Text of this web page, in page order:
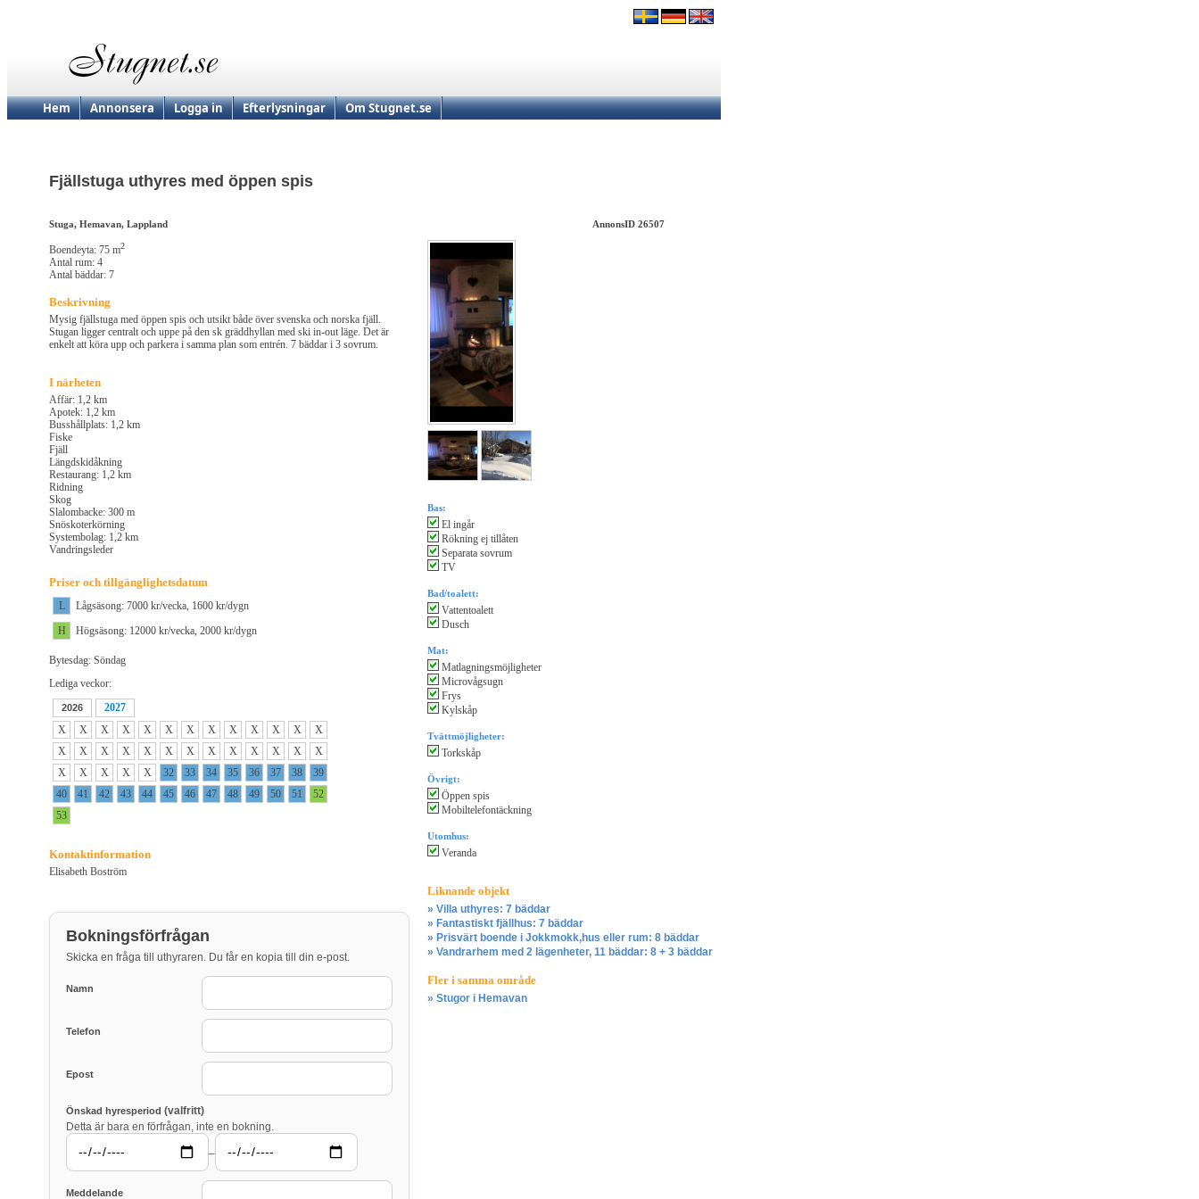
Hem Annonsera Logga in Efterlysningar Om Stugnet.se
Fjällstuga uthyres med öppen spis
Stuga, Hemavan, Lappland AnnonsID 26507
Boendeyta: 75 m2
Antal rum: 4
Antal bäddar: 7
Beskrivning
Mysig fjällstuga med öppen spis och utsikt både över svenska och norska fjäll.
Stugan ligger centralt och uppe på den sk gräddhyllan med ski in-out läge. Det är
enkelt att köra upp och parkera i samma plan som entrén. 7 bäddar i 3 sovrum.
I närheten
Affär: 1,2 km
Apotek: 1,2 km
Busshållplats: 1,2 km
Fiske
Fjäll
Längdskidåkning
Restaurang: 1,2 km
Ridning
Skog
Slalombacke: 300 m
Snöskoterkörning
Systembolag: 1,2 km
Vandringsleder
Priser och tillgänglighetsdatum
L
Lågsäsong: 7000 kr/vecka, 1600 kr/dygn
H
Högsäsong: 12000 kr/vecka, 2000 kr/dygn
Bytesdag: Söndag
Lediga veckor:
2026
2027
X
X X X X X X X X X X X
X
X
X X X X X X X X X X X
X
X
X X X X 32 33 34 35 36 37 38
39
40
41 42 43 44 45 46 47 48 49 50 51
52
53
Kontaktinformation
Elisabeth Boström
Bokningsförfrågan
Skicka en fråga till uthyraren. Du får en kopia till din e-post.
Namn
Telefon
Epost
Önskad hyresperiod (valfritt)
Detta är bara en förfrågan, inte en bokning.
–
Meddelande
Bas:
El ingår
Rökning ej tillåten
Separata sovrum
TV
Bad/toalett:
Vattentoalett
Dusch
Mat:
Matlagningsmöjligheter
Microvågsugn
Frys
Kylskåp
Tvättmöjligheter:
Torkskåp
Övrigt:
Öppen spis
Mobiltelefontäckning
Utomhus:
Veranda
Liknande objekt
» Villa uthyres: 7 bäddar
» Fantastiskt fjällhus: 7 bäddar
» Prisvärt boende i Jokkmokk,hus eller rum: 8 bäddar
» Vandrarhem med 2 lägenheter, 11 bäddar: 8 + 3 bäddar
Fler i samma område
» Stugor i Hemavan